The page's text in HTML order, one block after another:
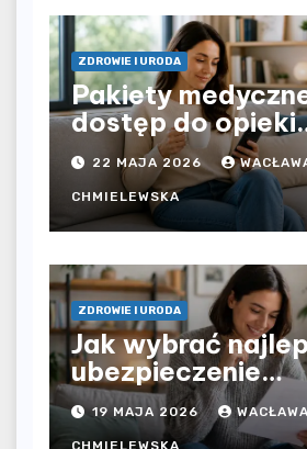
ZDROWIE I URODA
Pakiety
dostęp do opieki
zdrowotnej bez
ograniczeń
czy prywatna
większą
22 MAJA 2026
CHMIELEWSKA
ZDROWIE I URODA
Jak wybrać
ubezpieczenie
komunikacyjne i
kosztownych
19 MAJA 2026 WACŁAWA
CHMIELEWSKA